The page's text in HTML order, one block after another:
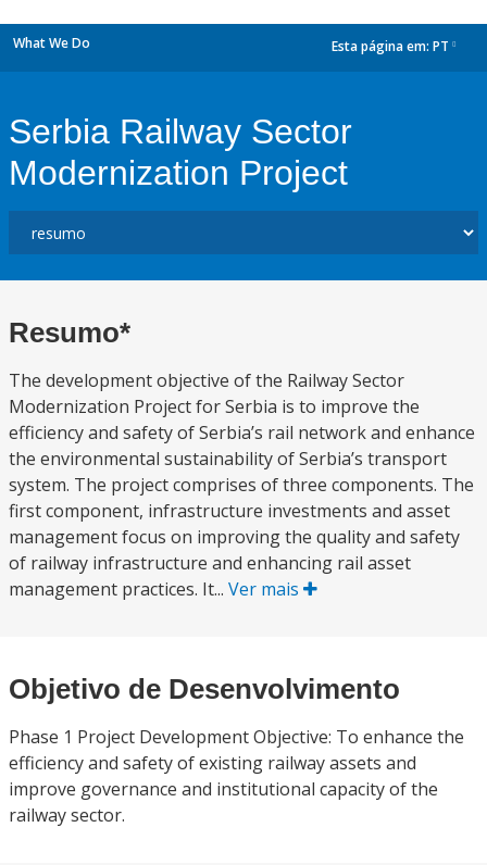
What We Do Esta página em: PT
Serbia Railway Sector
Modernization Project
Resumo*
The development objective of the Railway Sector
Modernization Project for Serbia is to improve the
efficiency and safety of Serbia’s rail network and enhance
the environmental sustainability of Serbia’s transport
system. The project comprises of three components. The
first component, infrastructure investments and asset
management focus on improving the quality and safety
of railway infrastructure and enhancing rail asset
management practices. It... Ver mais
Objetivo de Desenvolvimento
Phase 1 Project Development Objective: To enhance the
efficiency and safety of existing railway assets and
improve governance and institutional capacity of the
railway sector.